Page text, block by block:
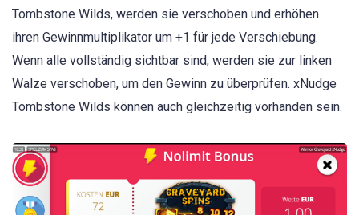
Tombstone Wilds, werden sie verschoben und erhöhen
ihren Gewinnmultiplikator um +1 für jede Verschiebung.
Wenn alle vollständig sichtbar sind, werden sie zur linken
Walze verschoben, um den Gewinn zu überprüfen. xNudge
Tombstone Wilds können auch gleichzeitig vorhanden sein.